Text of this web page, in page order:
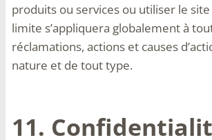
produits ou services ou utiliser le
limite s’appliquera globalement à
réclamations, actions et causes
nature et de tout type.
11.